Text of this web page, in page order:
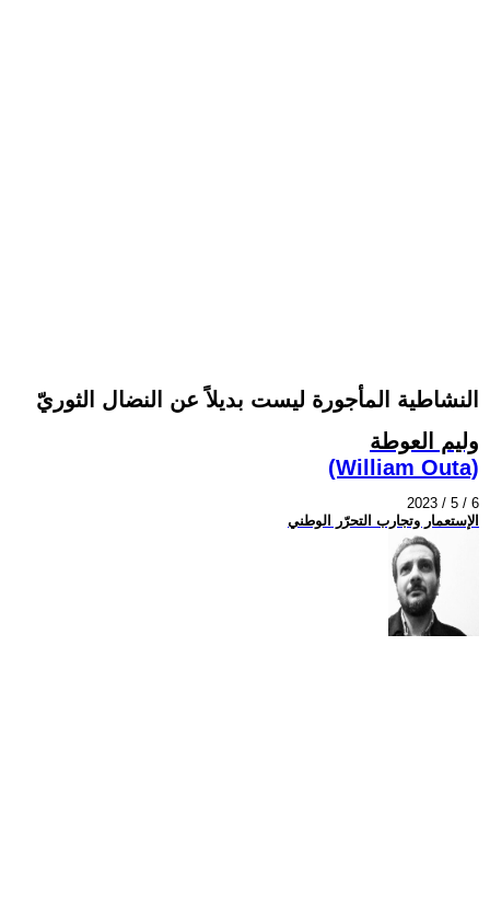
النشاطية المأجورة ليست بديلاً عن النضال الثوريّ
وليم العوطة
(William Outa)
2023 / 5 / 6
الإستعمار وتجارب التحرّر الوطني